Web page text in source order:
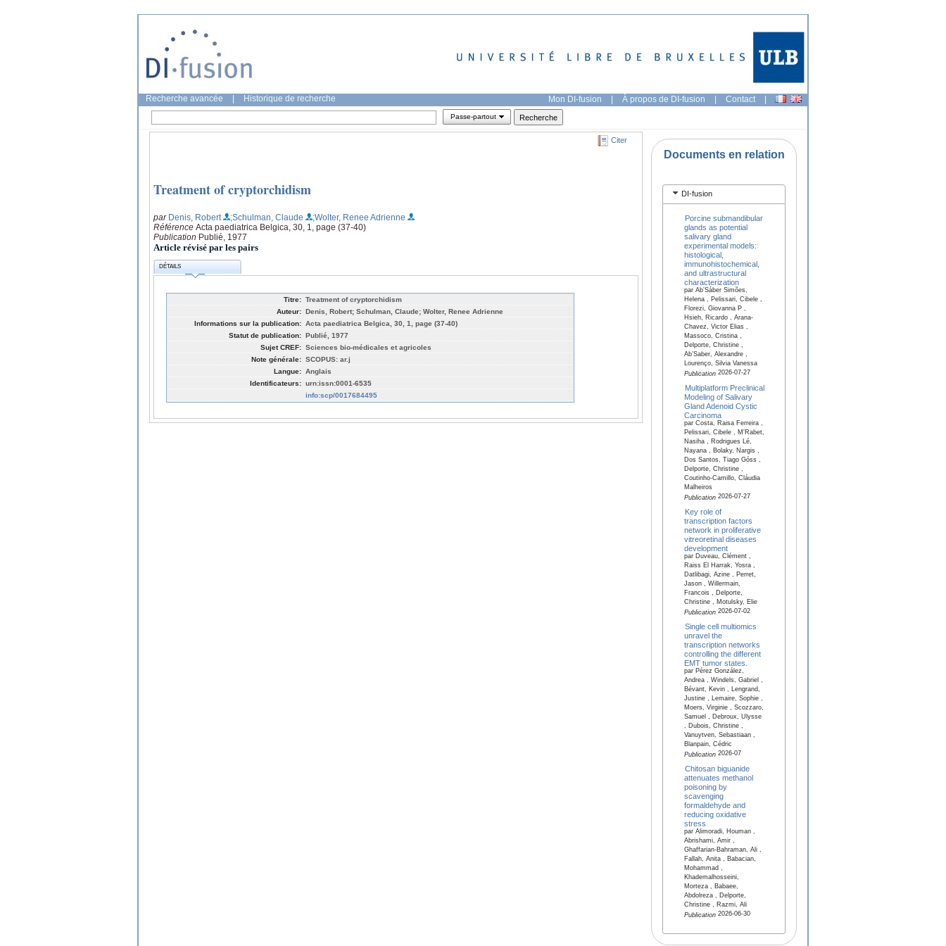
Recherche avancée Historique de recherche Mon DI-fusion | À propos de DI-fusion | Contact |
Passe-partout
Citer
Treatment of cryptorchidism
par Denis, Robert ;Schulman, Claude
;Wolter, Renee Adrienne
Référence Acta paediatrica Belgica, 30, 1, page (37-40)
Publication Publié, 1977
Article révisé par les pairs
DÉTAILS
Titre: Treatment of cryptorchidism
Auteur: Denis, Robert; Schulman, Claude; Wolter, Renee Adrienne
Informations sur la publication: Acta paediatrica Belgica, 30, 1, page (37-40)
Statut de publication: Publié, 1977
Sujet CREF: Sciences bio-médicales et agricoles
Note générale: SCOPUS: ar.j
Langue: Anglais
Identificateurs: urn:issn:0001-6535
info:scp/0017684495
Documents en relation
DI-fusion
Porcine submandibular
glands as potential
salivary gland
experimental models:
histological,
immunohistochemical,
and ultrastructural
characterization
par Ab’Sáber Simões,
Helena , Pelissari, Cibele ,
Florezi, Giovanna P ,
Hsieh, Ricardo , Arana-
Chavez, Victor Elias ,
Massoco, Cristina ,
Delporte, Christine ,
Ab’Saber, Alexandre ,
Lourenço, Silvia Vanessa
Publication2026-07-27
Multiplatform Preclinical
Modeling of Salivary
Gland Adenoid Cystic
Carcinoma
par Costa, Raisa Ferreira ,
Pelissari, Cibele , M'Rabet,
Nasiha , Rodrigues Lé,
Nayana , Bolaky, Nargis ,
Dos Santos, Tiago Góss ,
Delporte, Christine ,
Coutinho-Camillo, Cláudia
Malheiros
Publication2026-07-27
Key role of
transcription factors
network in proliferative
vitreoretinal diseases
development
par Duveau, Clément ,
Raiss El Harrak, Yosra ,
Datlibagi, Azine , Perret,
Jason , Willermain,
Francois , Delporte,
Christine , Motulsky, Elie
Publication2026-07-02
Single cell multiomics
unravel the
transcription networks
controlling the different
EMT tumor states.
par Pérez González,
Andrea , Windels, Gabriel ,
Bévant, Kevin , Lengrand,
Justine , Lemaire, Sophie ,
Moers, Virginie , Scozzaro,
Samuel , Debroux, Ulysse
, Dubois, Christine ,
Vanuytven, Sebastiaan ,
Blanpain, Cédric
Publication2026-07
Chitosan biguanide
attenuates methanol
poisoning by
scavenging
formaldehyde and
reducing oxidative
stress
par Alimoradi, Houman ,
Abrishami, Amir ,
Ghaffarian-Bahraman, Ali ,
Fallah, Anita , Babacian,
Mohammad ,
Khademalhosseini,
Morteza , Babaee,
Abdolreza , Delporte,
Christine , Razmi, Ali
Publication2026-06-30